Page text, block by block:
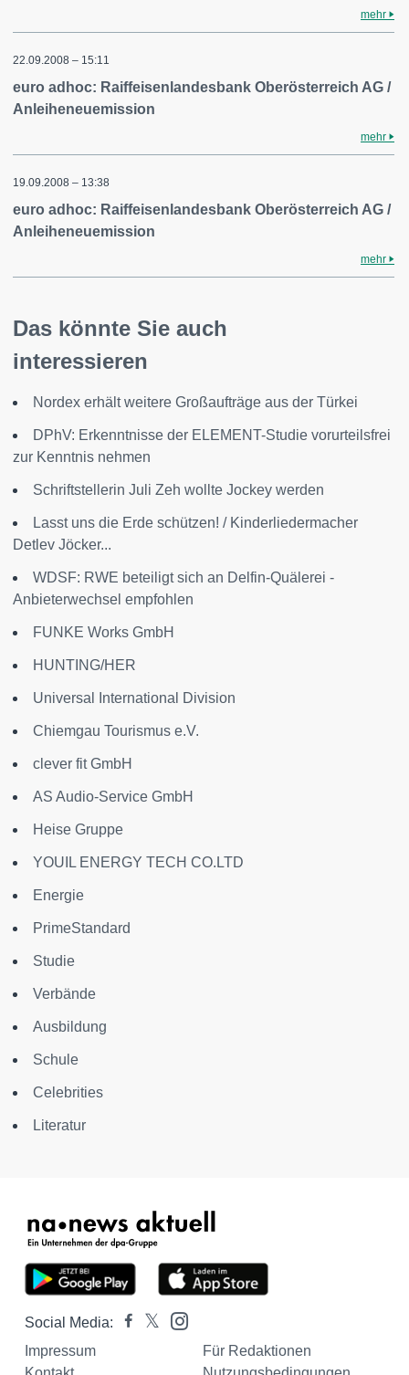
mehr
22.09.2008 – 15:11
euro adhoc: Raiffeisenlandesbank Oberösterreich AG /
Anleiheneuemission
mehr
19.09.2008 – 13:38
euro adhoc: Raiffeisenlandesbank Oberösterreich AG /
Anleiheneuemission
mehr
Das könnte Sie auch
interessieren
Nordex erhält weitere Großaufträge aus der Türkei
DPhV: Erkenntnisse der ELEMENT-Studie vorurteilsfrei
zur Kenntnis nehmen
Schriftstellerin Juli Zeh wollte Jockey werden
Lasst uns die Erde schützen! / Kinderliedermacher
Detlev Jöcker...
WDSF: RWE beteiligt sich an Delfin-Quälerei -
Anbieterwechsel empfohlen
FUNKE Works GmbH
HUNTING/HER
Universal International Division
Chiemgau Tourismus e.V.
clever fit GmbH
AS Audio-Service GmbH
Heise Gruppe
YOUIL ENERGY TECH CO.LTD
Energie
PrimeStandard
Studie
Verbände
Ausbildung
Schule
Celebrities
Literatur
Social Media:
Impressum
Für Redaktionen